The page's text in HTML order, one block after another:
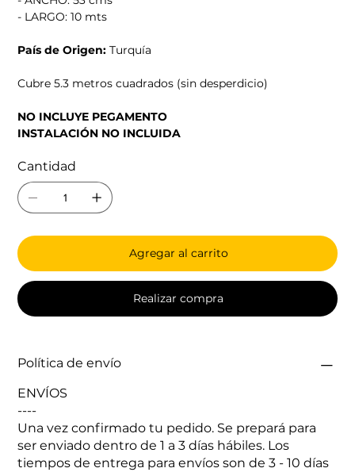
- LARGO: 10 mts
País de Origen:Turquía
Cubre 5.3 metros cuadrados (sin desperdicio)
NO INCLUYE PEGAMENTO
INSTALACIÓN NO INCLUIDA
Cantidad
Agregar al carrito
Realizar compra
Política de envío
ENVÍOS
----
Una vez confirmado tu pedido. Se prepará para
ser enviado dentro de 1 a 3 días hábiles. Los
tiempos de entrega para envíos son de 3 - 10 días